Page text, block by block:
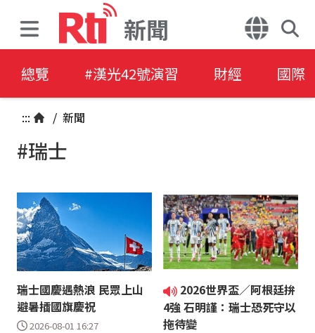
新聞
總覽 #漢光42號演習 財經 國際
::: / 新聞
#瑞士
瑞士國慶遇熱浪 民眾上山
避暑插國旗慶祝
2026-08-01 16:27
2026世界盃／阿根廷拚
4強 石明謹：瑞士恐死守以
拖待變